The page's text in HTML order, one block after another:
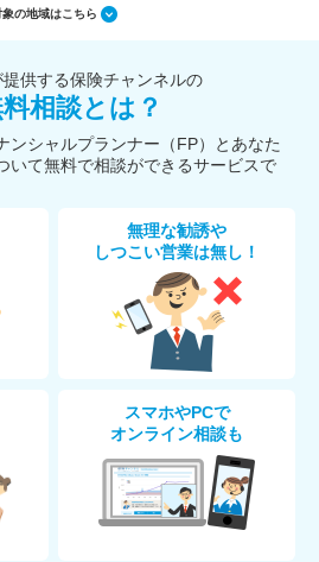
象の地域はこちら
提供する保険チャンネルの
相談とは？
ンシャルプランナー（FP）とあなた
いて無料で相談ができるサービスで
無理な勧誘や
しつこい営業は無し！
スマホやPCで
オンライン相談も